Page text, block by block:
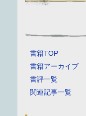
書籍TOP
書籍アーカイブ
書評一覧
関連記事一覧